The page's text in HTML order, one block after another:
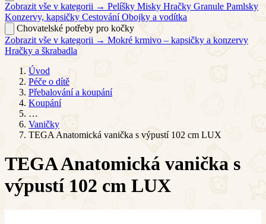
Zobrazit vše v kategorii → Pelíšky Misky Hračky Granule Pamlsky
Konzervy, kapsičky Cestování Obojky a vodítka
Chovatelské potřeby pro kočky
Zobrazit vše v kategorii → Mokré krmivo – kapsičky a konzervy
Hračky a škrabadla
Úvod
Péče o dítě
Přebalování a koupání
Koupání
…
Vaničky
TEGA Anatomická vanička s výpustí 102 cm LUX
TEGA Anatomická vanička s
výpustí 102 cm LUX